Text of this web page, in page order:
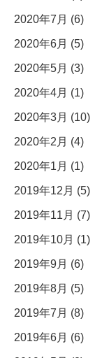
2020年7月 (6)
2020年6月 (5)
2020年5月 (3)
2020年4月 (1)
2020年3月 (10)
2020年2月 (4)
2020年1月 (1)
2019年12月 (5)
2019年11月 (7)
2019年10月 (1)
2019年9月 (6)
2019年8月 (5)
2019年7月 (8)
2019年6月 (6)